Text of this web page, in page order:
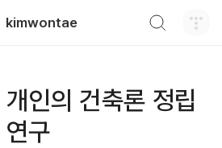
kimwontae
인의 건축론 정립
구